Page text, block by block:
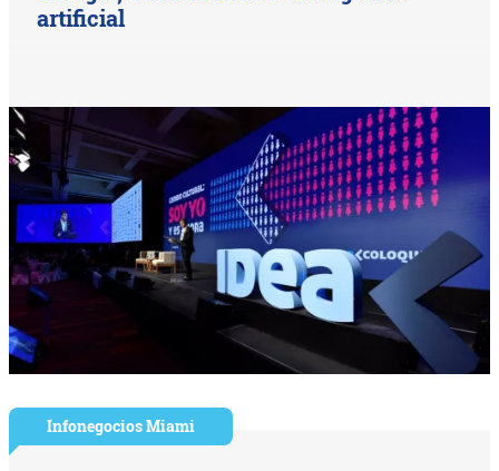
artificial
Infonegocios Miami